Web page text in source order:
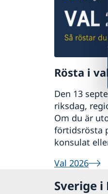
Rösta i
Den 13
riksdag,
Om du är
förtidsrösta
konsulat
Val 2026
Sverige